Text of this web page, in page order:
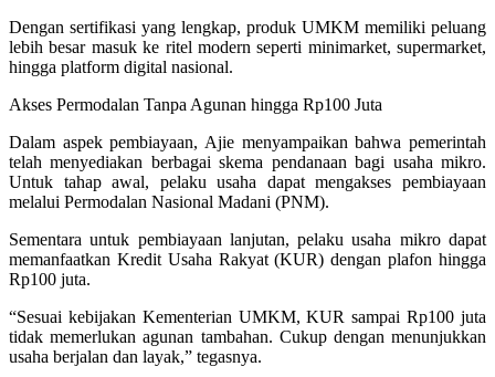
Dengan sertifikasi yang lengkap, produk UMKM memiliki peluang
lebih besar masuk ke ritel modern seperti minimarket, supermarket,
hingga platform digital nasional.
Akses Permodalan Tanpa Agunan hingga Rp100 Juta
Dalam aspek pembiayaan, Ajie menyampaikan bahwa pemerintah
telah menyediakan berbagai skema pendanaan bagi usaha mikro.
Untuk tahap awal, pelaku usaha dapat mengakses pembiayaan
melalui Permodalan Nasional Madani (PNM).
Sementara untuk pembiayaan lanjutan, pelaku usaha mikro dapat
memanfaatkan Kredit Usaha Rakyat (KUR) dengan plafon hingga
Rp100 juta.
“Sesuai kebijakan Kementerian UMKM, KUR sampai Rp100 juta
tidak memerlukan agunan tambahan. Cukup dengan menunjukkan
usaha berjalan dan layak,” tegasnya.